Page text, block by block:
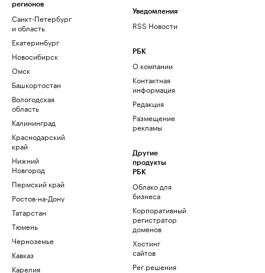
регионов
Санкт-Петербург
и область
Екатеринбург
Новосибирск
Омск
Башкортостан
Вологодская
область
Калининград
Краснодарский
край
Нижний
Новгород
Пермский край
Ростов-на-Дону
Татарстан
Тюмень
Черноземье
Кавказ
Карелия
Уведомления
RSS Новости
РБК
О компании
Контактная
информация
Редакция
Размещение
рекламы
Другие
продукты
РБК
Облако для
бизнеса
Корпоративный
регистратор
доменов
Хостинг
сайтов
Рег.решения